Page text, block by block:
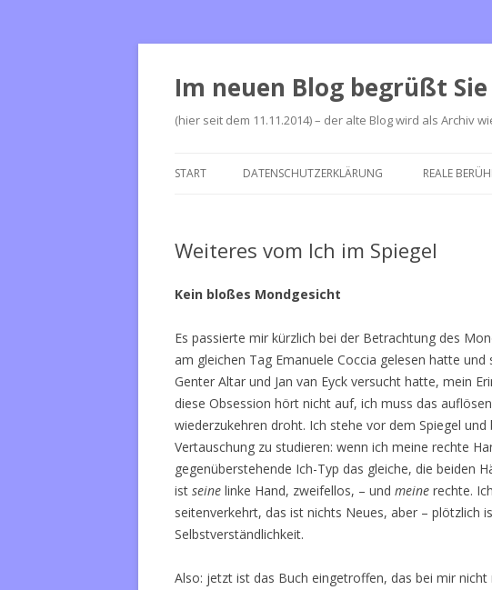
Im neuen Blog begrüßt
(hier seit dem 11.11.2014) – der alte Blog wird als Archiv
START DATENSCHUTZERKLÄRUNG REALE
Weiteres vom Ich im Spiegel
Kein bloßes Mondgesicht
Es passierte mir kürzlich bei der Betrachtung des
am gleichen Tag Emanuele Coccia gelesen hatte
Genter Altar und Jan van Eyck versucht hatte, mein
diese Obsession hört nicht auf, ich muss das
wiederzukehren droht. Ich stehe vor dem Spiegel
Vertauschung zu studieren: wenn ich meine rechte
gegenüberstehende Ich-Typ das gleiche, die beiden
ist seine linke Hand, zweifellos, – und meine rechte.
seitenverkehrt, das ist nichts Neues, aber – plötzlich
Selbstverständlichkeit.
Also: jetzt ist das Buch eingetroffen, das bei mir